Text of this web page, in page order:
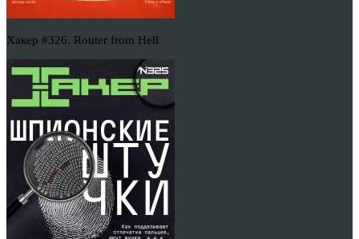
Хакер #326. Router from Hell